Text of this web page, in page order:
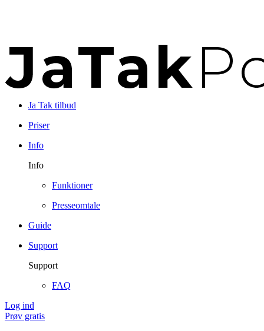
Ja Tak tilbud
Priser
Info
Info
Funktioner
Presseomtale
Guide
Support
Support
FAQ
Log ind
Prøv gratis